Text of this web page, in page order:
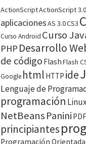
ActionScriptActionScript 3.0
aplicacionesAS 3.0CS3
Curso Android Curso
PHP Desarrollo
de código FlashFlash
Google html HTTP ide
Lenguaje de
programación Linux
NetBeans Panini PDF
principiantes
Programación